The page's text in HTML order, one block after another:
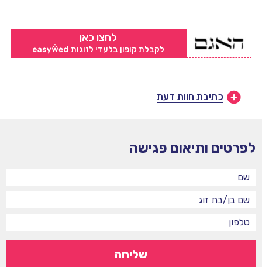
לחצו כאן
לקבלת קופון בלעדי לזוגות
כתיבת חוות דעת
לפרטים ותיאום פגישה
שליחה